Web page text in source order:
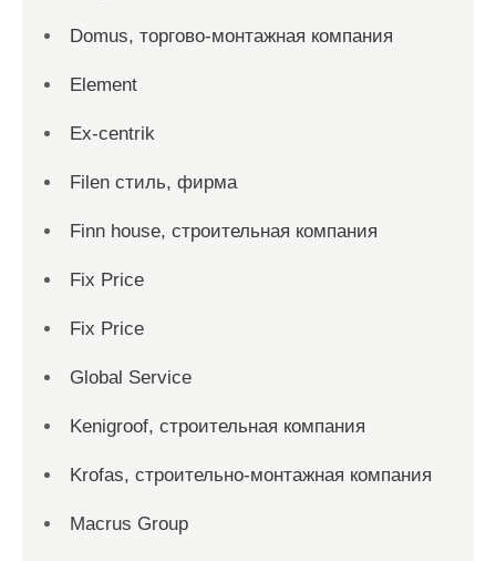
Domus, торгово-монтажная компания
Element
Ex-centrik
Filen стиль, фирма
Finn house, строительная компания
Fix Price
Fix Price
Global Service
Kenigroof, строительная компания
Krofas, строительно-монтажная компания
Macrus Group